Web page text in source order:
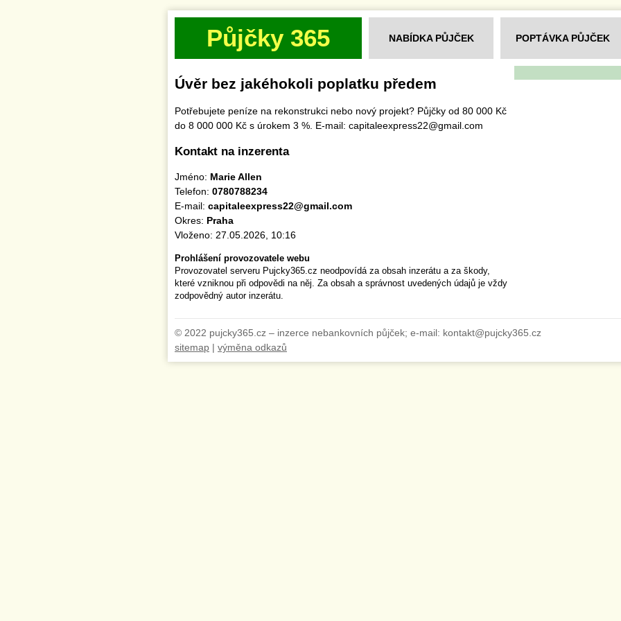
Půjčky 365 NABÍDKA PŮJČEK POPTÁVKA PŮJČEK
Úvěr bez jakéhokoli poplatku předem
Potřebujete peníze na rekonstrukci nebo nový projekt? Půjčky od 80 000 Kč
do 8 000 000 Kč s úrokem 3 %. E-mail: capitaleexpress22@gmail.com
Kontakt na inzerenta
Jméno: Marie Allen
Telefon: 0780788234
E-mail: capitaleexpress22@gmail.com
Okres: Praha
Vloženo: 27.05.2026, 10:16
Prohlášení provozovatele webu
Provozovatel serveru Pujcky365.cz neodpovídá za obsah inzerátu a za škody,
které vzniknou při odpovědi na něj. Za obsah a správnost uvedených údajů je vždy
zodpovědný autor inzerátu.
© 2022 pujcky365.cz – inzerce nebankovních půjček; e-mail: kontakt@pujcky365.cz
sitemap | výměna odkazů